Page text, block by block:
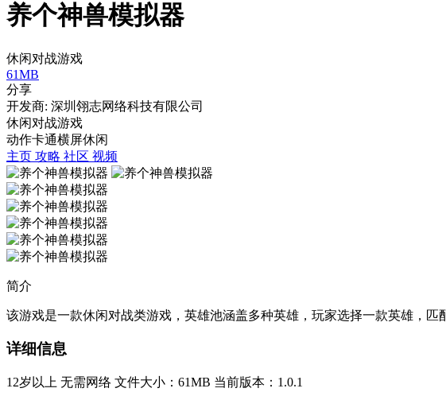
养个神兽模拟器
休闲对战游戏
61MB
分享
开发商: 深圳翎志网络科技有限公司
休闲对战游戏
动作卡通横屏休闲
主页 攻略 社区 视频
简介
该游戏是一款休闲对战类游戏，英雄池涵盖多种英雄，玩家选择一款英雄，
详细信息
12岁以上 无需网络 文件大小：61MB 当前版本：1.0.1